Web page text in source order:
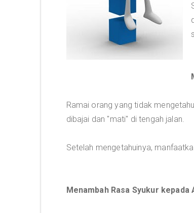
Ramai orang yang tidak
dibajai dan "mati" di tengah jalan.
Setelah mengetahuinya,
Menambah Rasa Syukur kepada